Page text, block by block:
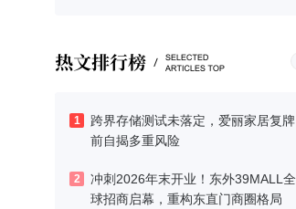
1
跨界存储测试未落定，爱丽家居复牌
前自揭多重风险
2
冲刺2026年末开业！东外39MALL全
球招商启幕，重构东直门商圈格局